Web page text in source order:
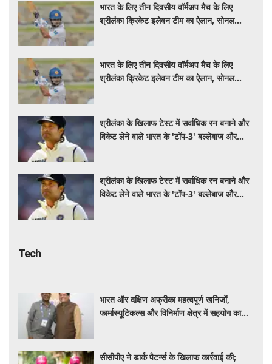
भारत के लिए तीन दिवसीय वॉर्मअप मैच के लिए
श्रीलंका क्रिकेट इलेवन टीम का ऐलान, सोनल
भारत के लिए तीन दिवसीय वॉर्मअप मैच के लिए
श्रीलंका क्रिकेट इलेवन टीम का ऐलान, सोनल
श्रीलंका के खिलाफ टेस्ट में सर्वाधिक रन बनाने और
विकेट लेने वाले भारत के 'टॉप-3' बल्लेबाज और
श्रीलंका के खिलाफ टेस्ट में सर्वाधिक रन बनाने और
विकेट लेने वाले भारत के 'टॉप-3' बल्लेबाज और
Tech
भारत और दक्षिण अफ्रीका महत्वपूर्ण खनिजों,
फार्मास्यूटिकल्स और विनिर्माण क्षेत्र में सहयोग का
सीसीपीए ने डार्क पैटर्न्स के खिलाफ कार्रवाई की;